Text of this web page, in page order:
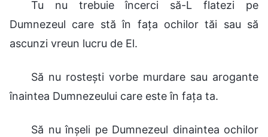
Tu nu trebuie încerci să-L flatezi pe
Dumnezeul care stă în fața ochilor tăi sau să
ascunzi vreun lucru de El.
Să nu rostești vorbe murdare sau arogante
înaintea Dumnezeului care este în fața ta.
Să nu înșeli pe Dumnezeul dinaintea ochilor